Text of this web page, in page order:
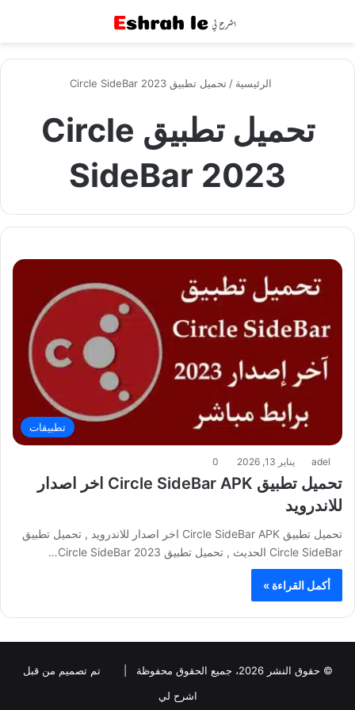
الرئيسية / تحميل تطبيق Circle SideBar 2023
تحميل تطبيق Circle
SideBar 2023
تطبيقات
adel يناير 13, 2026 0
تحميل تطبيق Circle SideBar APK اخر اصدار
للاندرويد
تحميل تطبيق Circle SideBar APK اخر اصدار للاندرويد , تحميل تطبيق
Circle SideBar الحديث , تحميل تطبيق Circle SideBar 2023…
أكمل القراءة »
© حقوق النشر 2026، جميع الحقوق محفوظة |
تم تصميم من قبل
اشرح لي